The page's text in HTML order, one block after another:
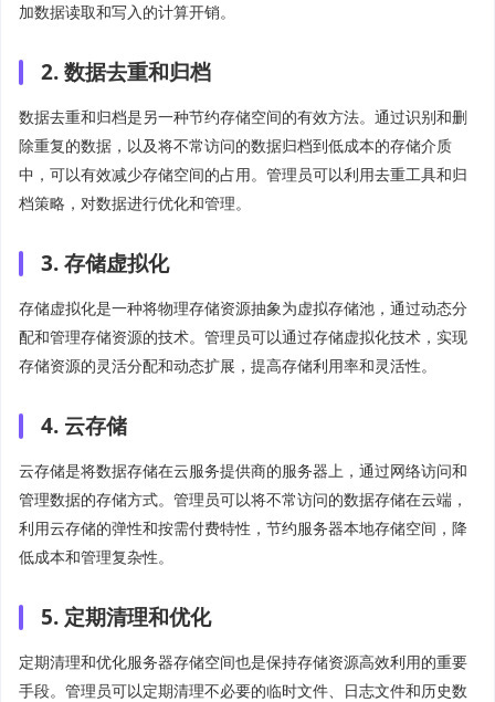
加数据读取和写入的计算开销。
2. 数据去重和归档
数据去重和归档是另一种节约存储空间的有效方法。通过识别和删
除重复的数据，以及将不常访问的数据归档到低成本的存储介质
中，可以有效减少存储空间的占用。管理员可以利用去重工具和归
档策略，对数据进行优化和管理。
3. 存储虚拟化
存储虚拟化是一种将物理存储资源抽象为虚拟存储池，通过动态分
配和管理存储资源的技术。管理员可以通过存储虚拟化技术，实现
存储资源的灵活分配和动态扩展，提高存储利用率和灵活性。
4. 云存储
云存储是将数据存储在云服务提供商的服务器上，通过网络访问和
管理数据的存储方式。管理员可以将不常访问的数据存储在云端，
利用云存储的弹性和按需付费特性，节约服务器本地存储空间，降
低成本和管理复杂性。
5. 定期清理和优化
定期清理和优化服务器存储空间也是保持存储资源高效利用的重要
手段。管理员可以定期清理不必要的临时文件、日志文件和历史数